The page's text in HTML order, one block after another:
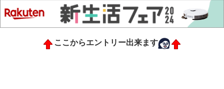
ここからエントリー出来ます